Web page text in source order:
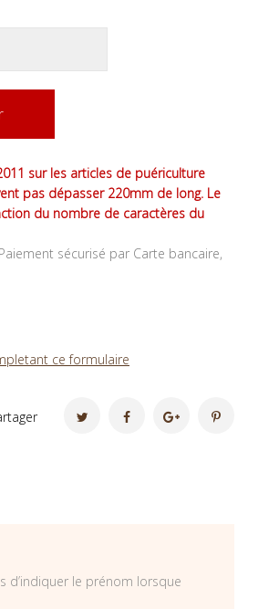
sur les articles de puériculture
pas dépasser 220mm de long. Le
du nombre de caractères du
sécurisé par Carte bancaire,
ce formulaire
d’indiquer le prénom lorsque